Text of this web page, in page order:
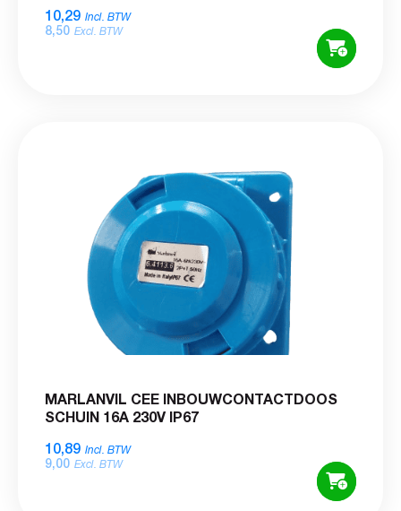
10,29 Incl. BTW
8,50 Excl. BTW
MARLANVIL CEE INBOUWCONTACTDOOS
SCHUIN 16A 230V IP67
10,89 Incl. BTW
9,00 Excl. BTW